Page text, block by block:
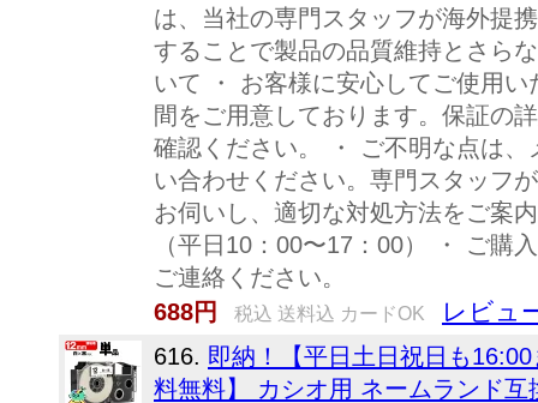
は、当社の専門スタッフが海外提
することで製品の品質維持とさら
いて ・ お客様に安心してご使用
間をご用意しております。保証の
確認ください。 ・ ご不明な点は
い合わせください。専門スタッフ
お伺いし、適切な対処方法をご案
（平日10：00〜17：00） ・ ご購
ご連絡ください。
688円
税込 送料込 カードOK レビュ
616. 即納！【平日土日祝日も
料無料】 カシオ用 ネームランド